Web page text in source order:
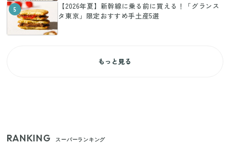
5
【2026年夏】新幹線に乗る前に買える！「グランス
タ東京」限定おすすめ手土産5選
もっと見る
RANKING スーパーランキング